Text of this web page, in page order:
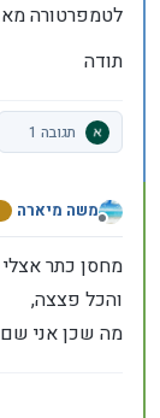
לטמפרטורה
תודה
תגובה 1
מנותק
משה מיארה
מחסן כתר
והכל פצצה,
מה שכן אני שם